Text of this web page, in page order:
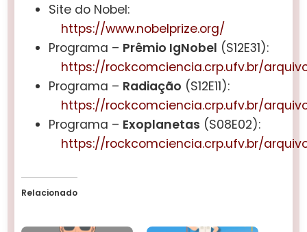
Site do Nobel:
https://www.nobelprize.org/
Programa – Prêmio IgNobel (S12E31):
https://rockcomciencia.crp.ufv.br/
Programa – Radiação (S12E11):
https://rockcomciencia.crp.ufv.br/
Programa – Exoplanetas (S08E02):
https://rockcomciencia.crp.ufv.br/
Relacionado